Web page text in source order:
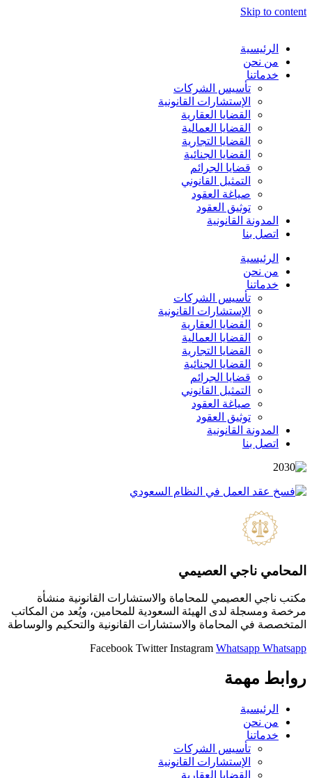
Skip to content
الرئيسية
من نحن
خدماتنا
تأسيس الشركات
الإستشارات القانونية
القضايا العقارية
القضايا العمالية
القضايا التجارية
القضايا الجنائية
قضايا الجرائم
التمثيل القانوني
صياغة العقود
توثيق العقود
المدونة القانونية
اتصل بنا
الرئيسية
من نحن
خدماتنا
تأسيس الشركات
الإستشارات القانونية
القضايا العقارية
القضايا العمالية
القضايا التجارية
القضايا الجنائية
قضايا الجرائم
التمثيل القانوني
صياغة العقود
توثيق العقود
المدونة القانونية
اتصل بنا
المحامي ناجي العصيمي
مكتب ناجي العصيمي للمحاماة والاستشارات القانونية منشأة
مرخصة ومسجلة لدى الهيئة السعودية للمحامين، ويُعد من المكاتب
المتخصصة في المحاماة والاستشارات القانونية والتحكيم والوساطة
Facebook Twitter Instagram Whatsapp Whatsapp
روابط مهمة
الرئيسية
من نحن
خدماتنا
تأسيس الشركات
الإستشارات القانونية
القضايا العقارية